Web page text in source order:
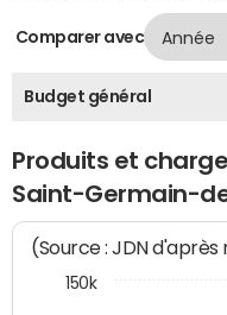
Comparer avec
Budget général
Produits et
Saint-Germain-
(Source : JDN
150k